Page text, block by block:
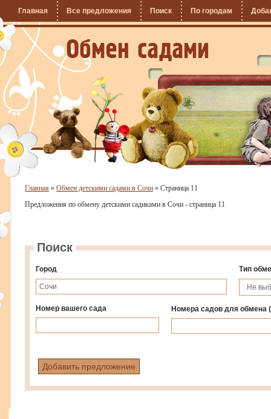
Главная Все предложения Поиск По городам
Главная » Обмен детскими садами в Сочи » Страница 11
Предложения по обмену детскими садиками в Сочи - страница 11
Поиск
Город Тип
Номер вашего сада Номера садов для обмена(
Добавить предложение